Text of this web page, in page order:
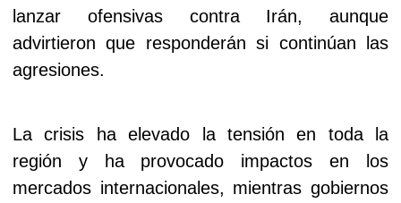
lanzar ofensivas contra Irán, aunque
advirtieron que responderán si continúan las
agresiones.
La crisis ha elevado la tensión en toda la
región y ha provocado impactos en los
mercados internacionales, mientras gobiernos